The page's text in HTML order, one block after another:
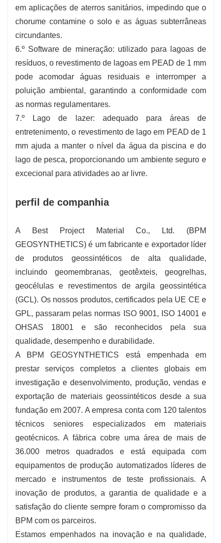
em aplicações de aterros sanitários, impedindo que o
chorume contamine o solo e as águas subterrâneas
circundantes.
6.º Software de mineração: utilizado para lagoas de
resíduos, o revestimento de lagoas em PEAD de 1 mm
pode acomodar águas residuais e interromper a
poluição ambiental, garantindo a conformidade com
as normas regulamentares.
7.º Lago de lazer: adequado para áreas de
entretenimento, o revestimento de lago em PEAD de 1
mm ajuda a manter o nível da água da piscina e do
lago de pesca, proporcionando um ambiente seguro e
excecional para atividades ao ar livre.
perfil de companhia
A Best Project Material Co., Ltd. (BPM
GEOSYNTHETICS) é um fabricante e exportador líder
de produtos geossintéticos de alta qualidade,
incluindo geomembranas, geotêxteis, geogrelhas,
geocélulas e revestimentos de argila geossintética
(GCL). Os nossos produtos, certificados pela UE CE e
GPL, passaram pelas normas ISO 9001, ISO 14001 e
OHSAS 18001 e são reconhecidos pela sua
qualidade, desempenho e durabilidade.
A BPM GEOSYNTHETICS está empenhada em
prestar serviços completos a clientes globais em
investigação e desenvolvimento, produção, vendas e
exportação de materiais geossintéticos desde a sua
fundação em 2007. A empresa conta com 120 talentos
técnicos seniores especializados em materiais
geotécnicos. A fábrica cobre uma área de mais de
36.000 metros quadrados e está equipada com
equipamentos de produção automatizados líderes de
mercado e instrumentos de teste profissionais. A
inovação de produtos, a garantia de qualidade e a
satisfação do cliente sempre foram o compromisso da
BPM com os parceiros.
Estamos empenhados na inovação e na qualidade,